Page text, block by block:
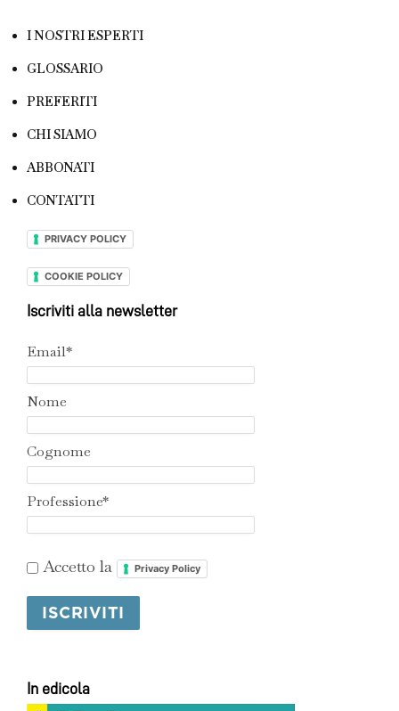
I NOSTRI ESPERTI
GLOSSARIO
PREFERITI
CHI SIAMO
ABBONATI
CONTATTI
PRIVACY POLICY
COOKIE POLICY
Iscriviti alla newsletter
Email*
Nome
Cognome
Professione*
Accetto la Privacy Policy
In edicola